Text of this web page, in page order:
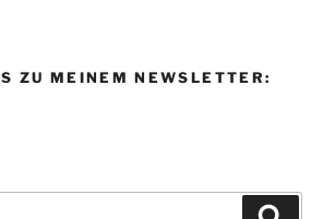
ZU MEINEM NEWSLETTER: